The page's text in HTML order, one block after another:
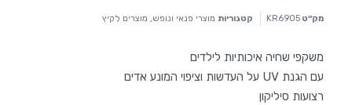
מק״ט KR6905 קטגוריות מוצרי פנאי ונופש, מוצרים לקיץ
משקפי שחיה איכותיות לילדים
עם הגנת UV על העדשות וציפוי המונע אדים
רצועות סיליקון